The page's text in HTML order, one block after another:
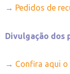
→ Pedidos de
Divulgação dos
→ Confira aqui